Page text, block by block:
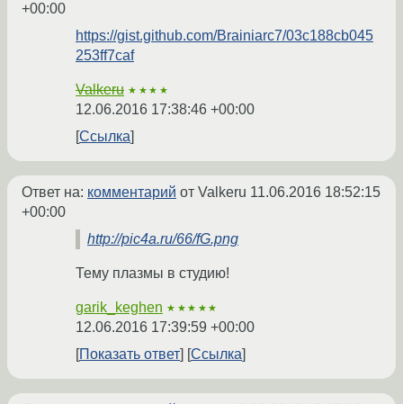
+00:00
https://gist.github.com/Brainiarc7/03c188cb045
253ff7caf
Valkeru ★★★★
12.06.2016 17:38:46 +00:00
Ссылка
Ответ на: комментарий от Valkeru 11.06.2016 18:52:15
+00:00
http://pic4a.ru/66/fG.png
Тему плазмы в студию!
garik_keghen ★★★★★
12.06.2016 17:39:59 +00:00
Показать ответ
Ссылка